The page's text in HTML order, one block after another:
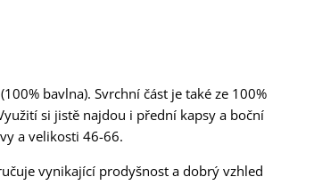
bavlna). Svrchní část je také ze 100%
si jistě najdou i přední kapsy a boční
a velikosti 46-66.
vynikající prodyšnost a dobrý vzhled